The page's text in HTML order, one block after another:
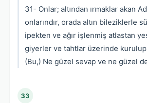
31- Onlar; altından ırmaklar akan
onlarındır, orada altın bileziklerle
ipekten ve ağır işlenmiş atlastan
giyerler ve tahtlar üzerinde
(Bu,) Ne güzel sevap ve ne güzel
33